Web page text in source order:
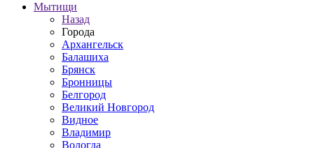
Мытищи
Назад
Города
Архангельск
Балашиха
Брянск
Бронницы
Белгород
Великий Новгород
Видное
Владимир
Вологда